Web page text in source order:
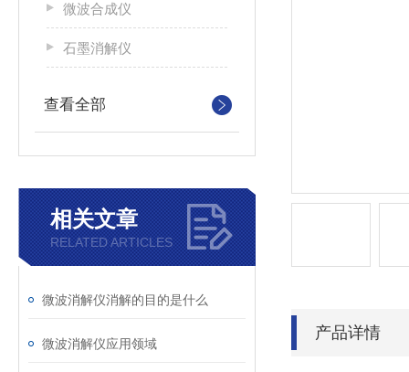
微波合成仪
石墨消解仪
查看全部
相关文章
RELATED ARTICLES
微波消解仪消解的目的是什么
微波消解仪应用领域
产品详情